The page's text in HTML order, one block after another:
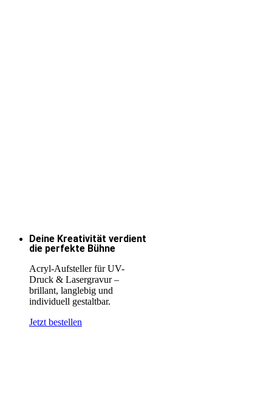
Deine Kreativität verdient
die perfekte Bühne
Acryl-Aufsteller für UV-
Druck & Lasergravur –
brillant, langlebig und
individuell gestaltbar.
Jetzt bestellen